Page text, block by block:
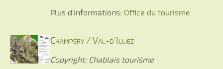
Plus d'informations: Office du tourisme
Champéry / Val-d'Illiez
Copyright: Chablais tourisme